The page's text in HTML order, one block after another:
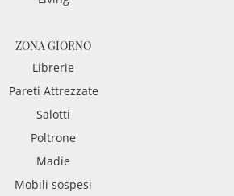
ZONA GIORNO
Librerie
Pareti Attrezzate
Salotti
Poltrone
Madie
Mobili sospesi